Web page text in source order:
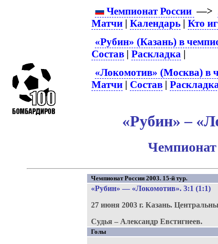
Чемпионат России —>
Матчи |Календарь |Кто
«Рубин» (Казань) в
Состав |Раскладка |
«Локомотив» (Москва) в
Матчи | Состав |
«Рубин» –
Чемпионат
Чемпионат России 2003. 15-й тур.
«Рубин» — «Локомотив». 3:1 (1:1)
27 июня 2003 г. Казань.
Судья – Александр Евстигнеев.
Голы